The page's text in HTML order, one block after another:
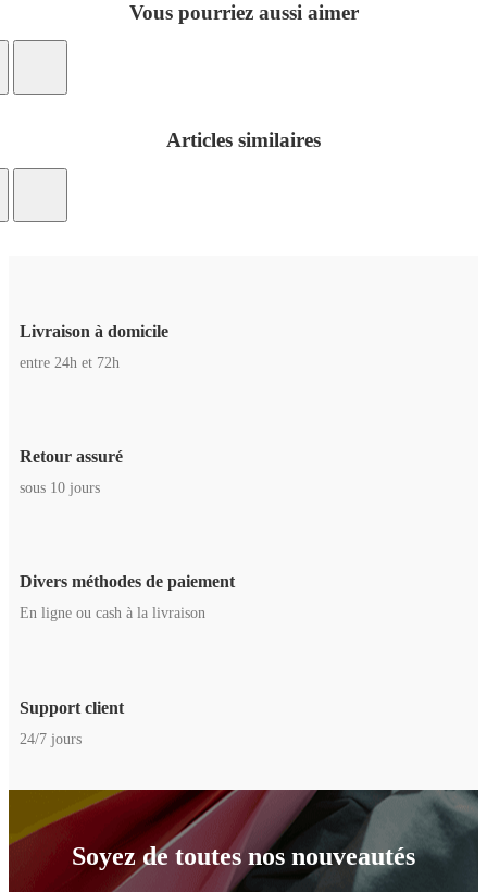
Vous pourriez aussi aimer
Articles similaires
Livraison à domicile
entre 24h et 72h
Retour assuré
sous 10 jours
Divers méthodes de paiement
En ligne ou cash à la livraison
Support client
24/7 jours
Soyez de toutes nos nouveautés